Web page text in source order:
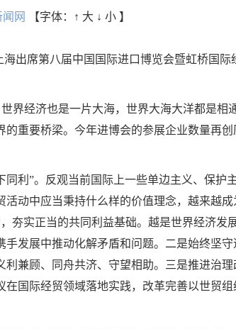
网 【字体： ↑ 大 ↓ 小 】
出席第八届中国国际进口博览会暨虹桥国际
经济也是一片大海，世界大海大洋都是相
重要桥梁。今年进博会的参展企业数量再创
利”。反观当前国际上一些单边主义、保护
动中应当秉持什么样的价值理念，越来越成
夯实正当的共同利益基础。越是世界经济发
发展中推动化解矛盾和问题。二是始终坚守
兼顾、同舟共济、守望相助。三是推进治理
国际经贸领域落地实践，改革完善以世贸组